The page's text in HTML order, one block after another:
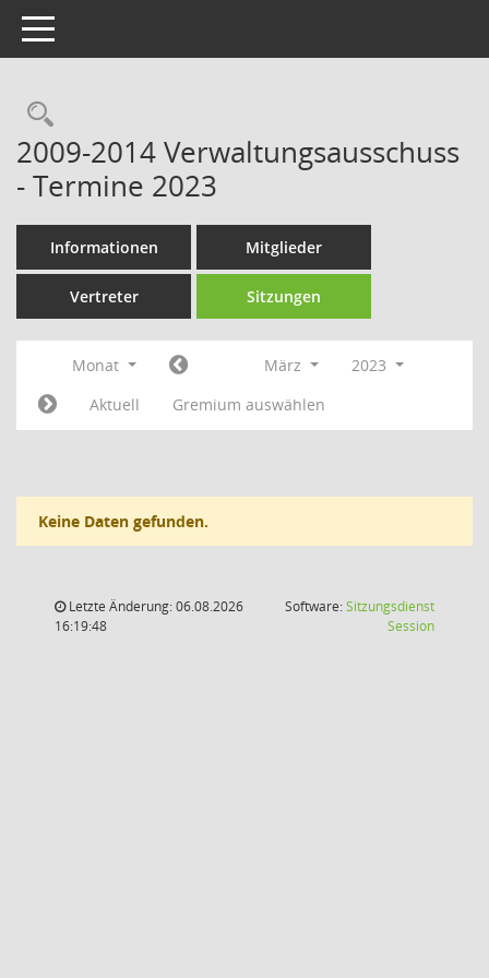
Toggle navigation
Rechercheauswahl
2009-2014 Verwaltungsausschuss
- Termine 2023
Informationen Mitglieder
Vertreter Sitzungen
Monat März
2023
Aktuell
Gremium auswählen
Keine Daten gefunden.
Letzte Änderung: 06.08.2026
16:19:48
Software:Sitzungsdienst
Session(Wird in